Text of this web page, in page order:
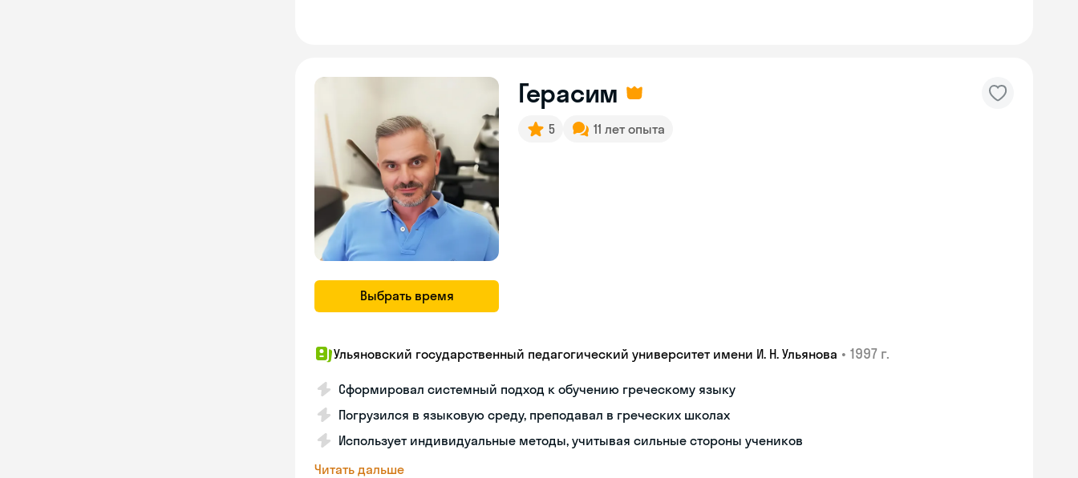
Выбрать время
Герасим
5 11 лет опыта
Ульяновский государственный педагогический университет имени И. Н. Ульянова • 1997 г.
Сформировал системный подход к обучению греческому языку
Погрузился в языковую среду, преподавал в греческих школах
Использует индивидуальные методы, учитывая сильные стороны учеников
Читать дальше